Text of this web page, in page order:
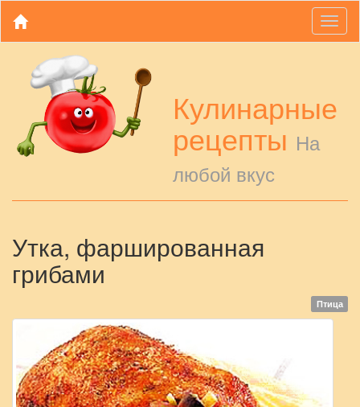
Кулинарные
рецепты На
любой вкус
Утка, фаршированная
грибами
Птица